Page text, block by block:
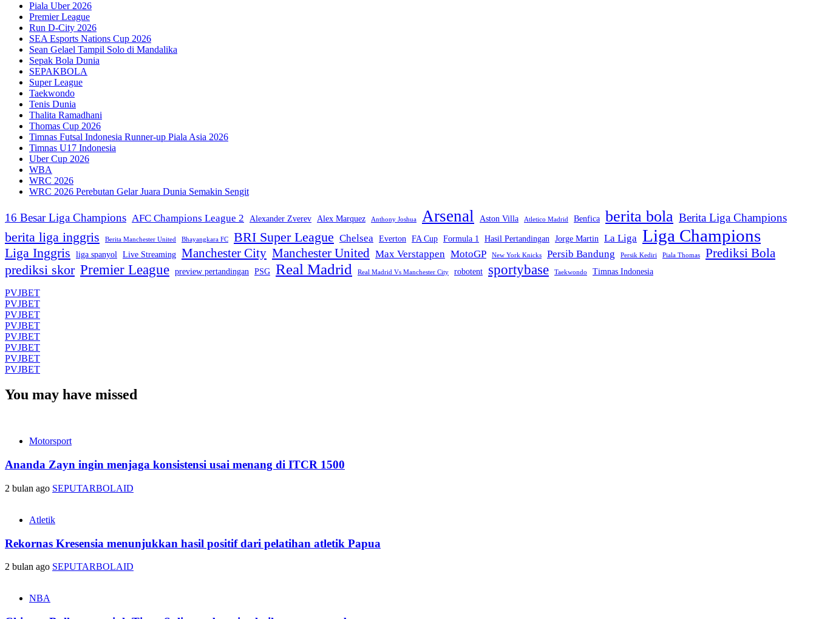
Piala Uber 2026
Premier League
Run D-City 2026
SEA Esports Nations Cup 2026
Sean Gelael Tampil Solo di Mandalika
Sepak Bola Dunia
SEPAKBOLA
Super League
Taekwondo
Tenis Dunia
Thalita Ramadhani
Thomas Cup 2026
Timnas Futsal Indonesia Runner-up Piala Asia 2026
Timnas U17 Indonesia
Uber Cup 2026
WBA
WRC 2026
WRC 2026 Perebutan Gelar Juara Dunia Semakin Sengit
16 Besar Liga Champions AFC Champions League 2 Alexander Zverev Alex Marquez Anthony Joshua Arsenal Aston Villa Atletico Madrid Benfica berita bola Berita Liga Champions
berita liga inggris Berita Manchester United Bhayangkara FC BRI Super League Chelsea Everton FA Cup Formula 1 Hasil Pertandingan Jorge Martin La Liga Liga Champions
Liga Inggris liga spanyol Live Streaming Manchester City Manchester United Max Verstappen MotoGP New York Knicks Persib Bandung Persik Kediri Piala Thomas Prediksi Bola
prediksi skor Premier League preview pertandingan PSG Real Madrid Real Madrid Vs Manchester City robotent sportybase Taekwondo Timnas Indonesia
PVJBET
PVJBET
PVJBET
PVJBET
PVJBET
PVJBET
PVJBET
PVJBET
You may have missed
Motorsport
Ananda Zayn ingin menjaga konsistensi usai menang di ITCR 1500
2 bulan ago SEPUTARBOLAID
Atletik
Rekornas Kresensia menunjukkan hasil positif dari pelatihan atletik Papua
2 bulan ago SEPUTARBOLAID
NBA